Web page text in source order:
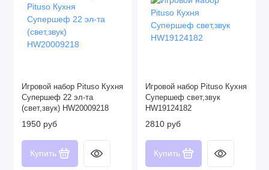
Игровой набор Pituso Кухня
Супершеф 22 эл-та
(свет,звук) HW20009218
1950 руб
Купить
Игровой набор Pituso Кухня
Супершеф свет,звук
HW19124182
2810 руб
Купить